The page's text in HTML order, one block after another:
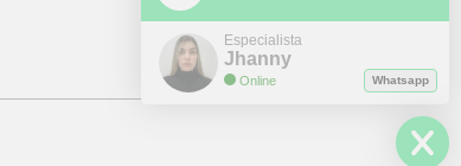
Especialista
Jhanny
Online Whatsapp